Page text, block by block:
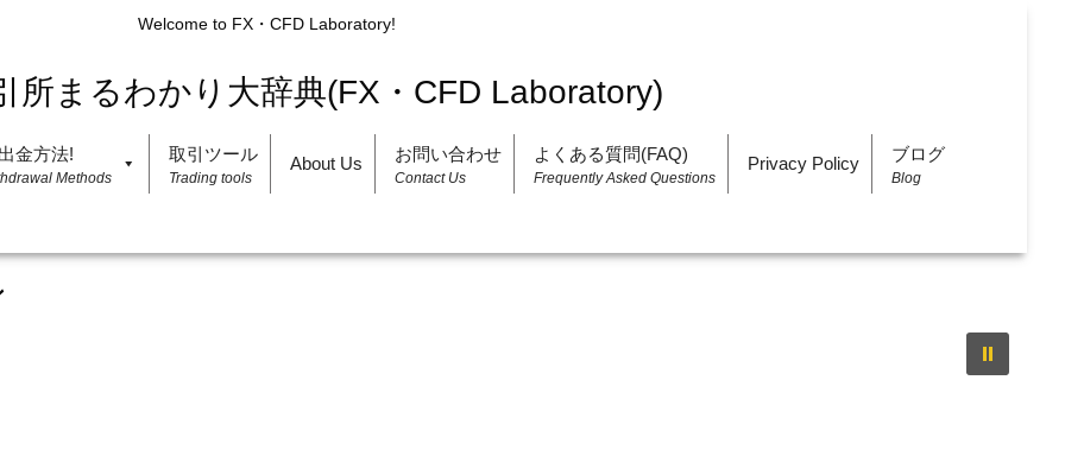
Welcome to FX・CFD Laboratory!
金方法!
Methods
取引ツール
Trading tools
About Us お問い合わせ
Contact Us
よくある質問(FAQ)
Frequently Asked Questions
Privacy Policy ブログ
Blog